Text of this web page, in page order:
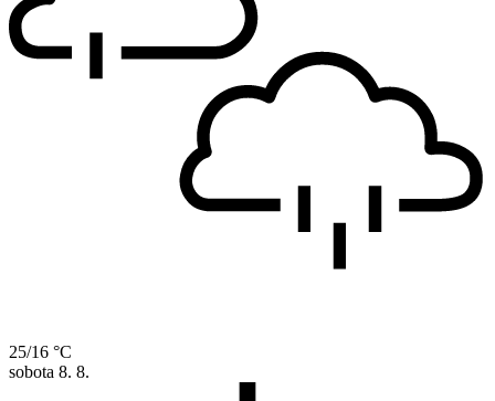
25/16 °C
sobota 8. 8.